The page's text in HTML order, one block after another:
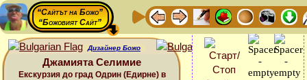
“Сайтът на Божо”
“Божовият Сайт”
Дизайнер Божо
Джамията Селимие
Екскурзия до град Одрин (Едирне) в